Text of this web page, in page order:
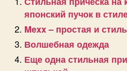
японский пучок в
Mexx – простая и
Волшебная одежда
Еще одна стильная